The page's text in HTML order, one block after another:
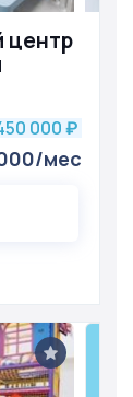
центр
000 ₽
мес